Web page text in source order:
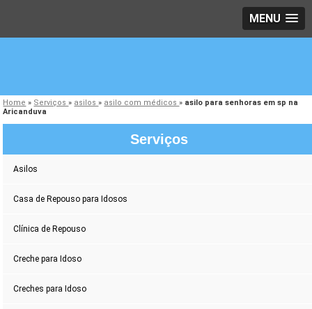
MENU
Home » Serviços» asilos» asilo com médicos» asilo para senhoras em sp na
Aricanduva
Serviços
Asilos
Casa de Repouso para Idosos
Clínica de Repouso
Creche para Idoso
Creches para Idoso